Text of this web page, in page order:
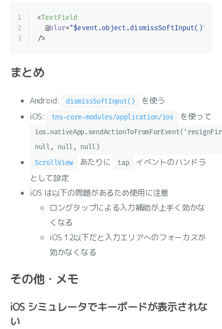
1
2
3
<TextField
  @
blur="$event.object.dismissSoftInput()"
/>
まとめ
Android: dismissSoftInput()
を使う
iOS:
tns-core-modules/application/ios を使って
null, null, null)
ScrollView
あたりに tap
イベントのハンドラ
として設定
iOS は以下の問題があるため使用に注意
ロングタップによる入力補助が上手く効かな
くなる
iOS 12以下だと入力エリアへのフォーカスが
効かなくなる
その他・メモ
iOS シミュレータでキーボードが表示されな
い